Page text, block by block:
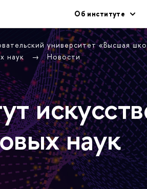
Об институте
университет «Высшая
наук
Новости
наук